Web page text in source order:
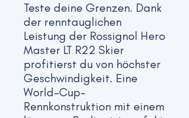
Teste deine Grenzen. Dank
der renntauglichen
Leistung der Rossignol Hero
Master LT R22 Skier
profitierst du von höchster
Geschwindigkeit. Eine
World-Cup-
Rennkonstruktion mit einem